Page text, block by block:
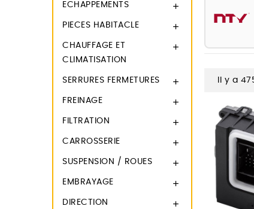
ECHAPPEMENTS 
PIECES HABITACLE 
CHAUFFAGE ET
CLIMATISATION

SERRURES FERMETURES 
FREINAGE 
FILTRATION 
CARROSSERIE 
SUSPENSION / ROUES 
EMBRAYAGE 
DIRECTION 
Il y a